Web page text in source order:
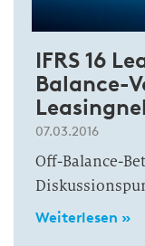
IFRS 16
Balance-
07.03.2016
Off-Balance-
Weiterlesen »